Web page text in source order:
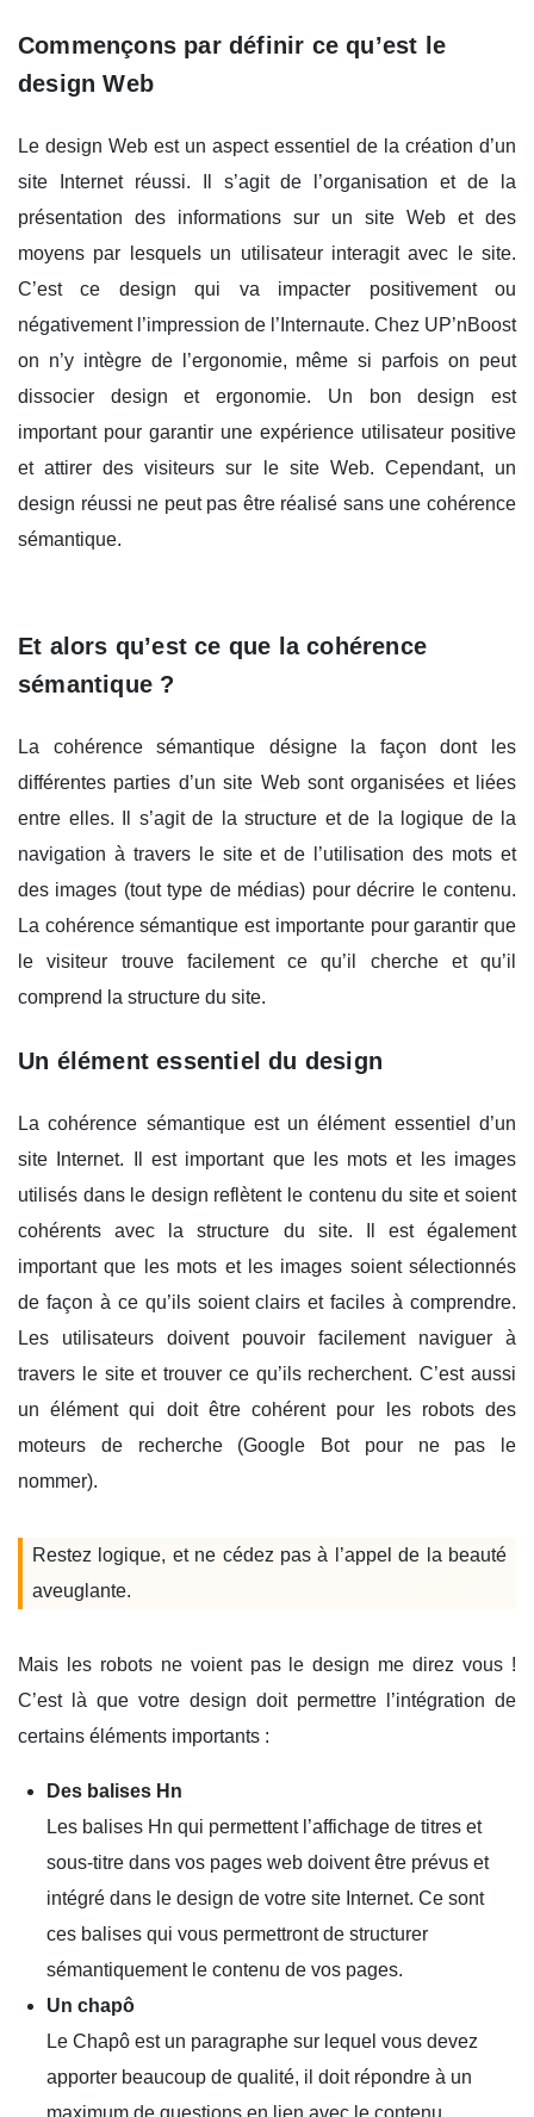
Commençons par définir ce qu’est le
design Web
Le design Web est un aspect essentiel de la création d’un
site Internet réussi. Il s’agit de l’organisation et de la
présentation des informations sur un site Web et des
moyens par lesquels un utilisateur interagit avec le site.
C’est ce design qui va impacter positivement ou
négativement l’impression de l’Internaute. Chez UP’nBoost
on n’y intègre de l’ergonomie, même si parfois on peut
dissocier design et ergonomie. Un bon design est
important pour garantir une expérience utilisateur positive
et attirer des visiteurs sur le site Web. Cependant, un
design réussi ne peut pas être réalisé sans une cohérence
sémantique.
Et alors qu’est ce que la cohérence
sémantique ?
La cohérence sémantique désigne la façon dont les
différentes parties d’un site Web sont organisées et liées
entre elles. Il s’agit de la structure et de la logique de la
navigation à travers le site et de l’utilisation des mots et
des images (tout type de médias) pour décrire le contenu.
La cohérence sémantique est importante pour garantir que
le visiteur trouve facilement ce qu’il cherche et qu’il
comprend la structure du site.
Un élément essentiel du design
La cohérence sémantique est un élément essentiel d’un
site Internet. Il est important que les mots et les images
utilisés dans le design reflètent le contenu du site et soient
cohérents avec la structure du site. Il est également
important que les mots et les images soient sélectionnés
de façon à ce qu’ils soient clairs et faciles à comprendre.
Les utilisateurs doivent pouvoir facilement naviguer à
travers le site et trouver ce qu’ils recherchent. C’est aussi
un élément qui doit être cohérent pour les robots des
moteurs de recherche (Google Bot pour ne pas le
nommer).
Restez logique, et ne cédez pas à l’appel de la beauté
aveuglante.
Mais les robots ne voient pas le design me direz vous !
C’est là que votre design doit permettre l’intégration de
certains éléments importants :
Des balises Hn
Les balises Hn qui permettent l’affichage de titres et
sous-titre dans vos pages web doivent être prévus et
intégré dans le design de votre site Internet. Ce sont
ces balises qui vous permettront de structurer
sémantiquement le contenu de vos pages.
Un chapô
Le Chapô est un paragraphe sur lequel vous devez
apporter beaucoup de qualité, il doit répondre à un